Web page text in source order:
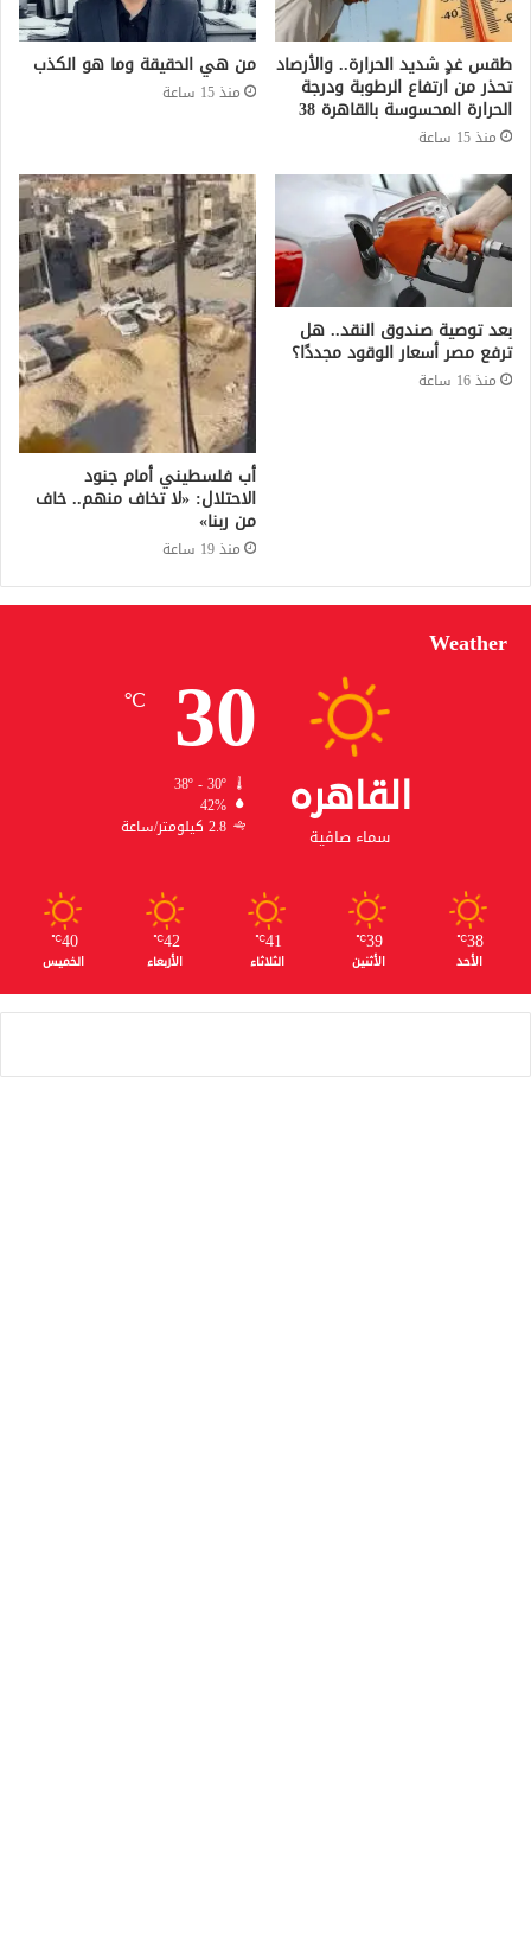
طقس غدٍ شديد الحرارة.. والأرصاد
تحذر من ارتفاع الرطوبة ودرجة
الحرارة المحسوسة بالقاهرة 38
منذ 15 ساعة
من هي الحقيقة وما هو الكذب
منذ 15 ساعة
بعد توصية صندوق النقد.. هل
ترفع مصر أسعار الوقود مجددًا؟
منذ 16 ساعة
أب فلسطيني أمام جنود
الاحتلال: «لا تخاف منهم.. خاف
من ربنا»
منذ 19 ساعة
Weather
القاهره
سماء صافية
30
℃
38º - 30º
42%
2.8 كيلومتر/ساعة
38
℃
الأحد
39
℃
الأثنين
41
℃
الثلاثاء
42
℃
الأربعاء
40
℃
الخميس